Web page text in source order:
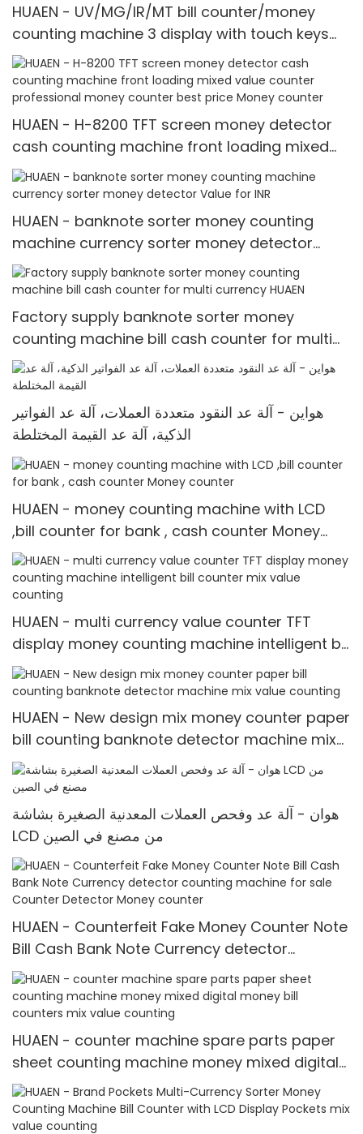
HUAEN - UV/MG/IR/MT bill counter/money
counting machine 3 display with touch keys
Money counter
HUAEN - H-8200 TFT screen money detector
cash counting machine front loading mixed
value counter professional money counter
best price Money counter
HUAEN - banknote sorter money counting
machine currency sorter money detector
Value for INR
Factory supply banknote sorter money
counting machine bill cash counter for multi
currency HUAEN
هواين - آلة عد النقود متعددة العملات، آلة عد الفواتير
الذكية، آلة عد القيمة المختلطة
HUAEN - money counting machine with LCD
,bill counter for bank , cash counter Money
counter
HUAEN - multi currency value counter TFT
display money counting machine intelligent bill
counter mix value counting
HUAEN - New design mix money counter paper
bill counting banknote detector machine mix
value counting
هوان - آلة عد وفحص العملات المعدنية الصغيرة بشاشة
LCD من مصنع في الصين
HUAEN - Counterfeit Fake Money Counter Note
Bill Cash Bank Note Currency detector
counting machine for sale Counter Detector
Money counter
HUAEN - counter machine spare parts paper
sheet counting machine money mixed digital
money bill counters mix value counting